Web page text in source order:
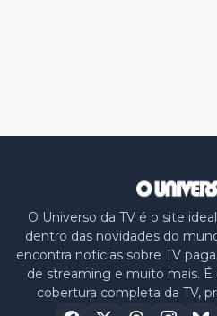
O Universo da TV é o site
dentro das novidades do
encontra notícias sobre TV
de streaming e muito mais.
cobertura completa da TV,